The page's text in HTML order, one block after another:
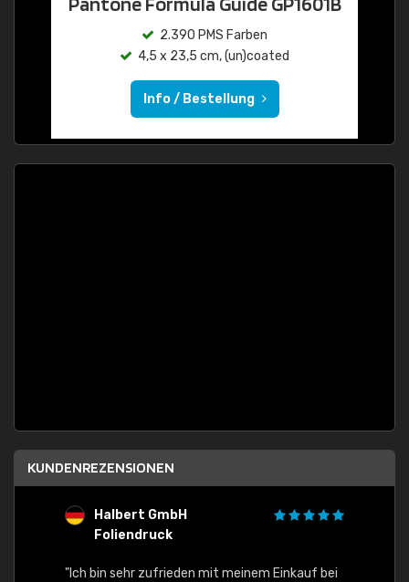
2.390 PMS Farben
4,5 x 23,5 cm, (un)coated
Info / Bestellung
KUNDENREZENSIONEN
Halbert GmbH
Foliendruck
"Ich bin sehr zufrieden mit meinem Einkauf bei